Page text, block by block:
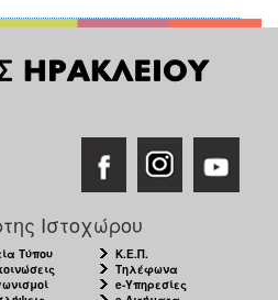
Ιστοχώρου
Τύπου
Κ.Ε.Π.
Τηλέφωνα
e-Υπηρεσίες